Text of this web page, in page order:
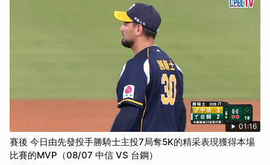
01:16
賽後 今日由先發投手勝騎士主投7局奪5K的精采表現獲得本場
比賽的MVP（08/07 中信 VS 台鋼）